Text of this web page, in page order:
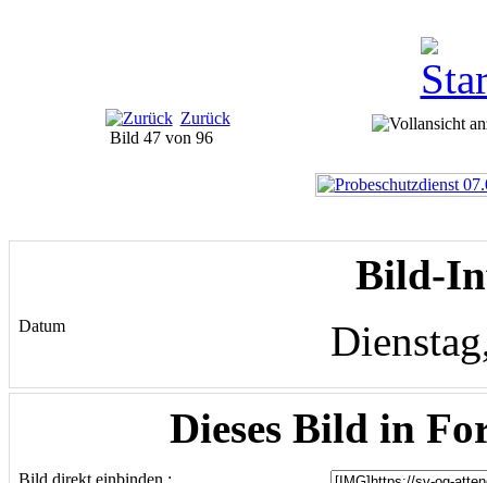
Zurück
Bild 47 von 96
Bild-
Datum
Dieses Bild in
Bild direkt einbinden :